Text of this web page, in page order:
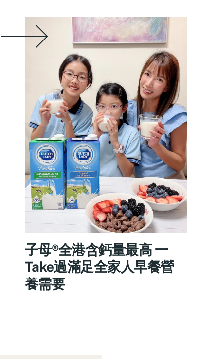
子母®️全港含鈣量最高 一
Take過滿足全家人早餐營
養需要